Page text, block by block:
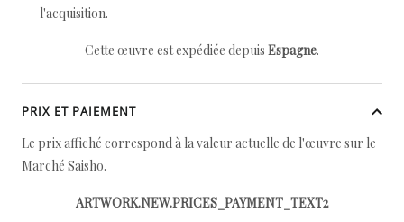
l'acquisition.
Cette œuvre est expédiée depuis Espagne.
PRIX ET PAIEMENT
Le prix affiché correspond à la valeur actuelle de l'œuvre sur le
Marché Saisho.
ARTWORK.NEW.PRICES_PAYMENT_TEXT2